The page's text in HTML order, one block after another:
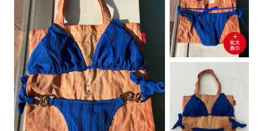
オンラインショップ
ルートート・ギャラリー
ルートートオフィシャルサイト